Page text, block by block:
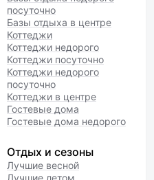
посуточно
Базы отдыха в центре
Коттеджи
Коттеджи недорого
Коттеджи посуточно
Коттеджи недорого
посуточно
Коттеджи в центре
Гостевые дома
Гостевые дома недорого
Отдых и сезоны
Лучшие весной
Лучшие летом